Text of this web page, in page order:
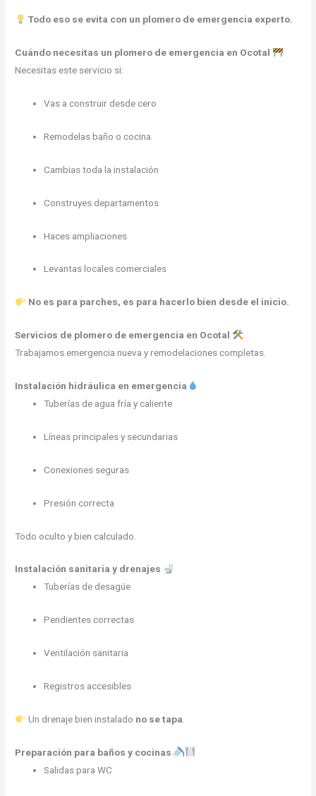
Todo eso se evita con un plomero de emergencia experto.
Cuándo necesitas un plomero de emergencia en Ocotal
Necesitas este servicio si:
Vas a construir desde cero
Remodelas baño o cocina
Cambias toda la instalación
Construyes departamentos
Haces ampliaciones
Levantas locales comerciales
No es para parches, es para hacerlo bien desde el inicio.
Servicios de plomero de emergencia en Ocotal
Trabajamos emergencia nueva y remodelaciones completas.
Instalación hidráulica en emergencia
Tuberías de agua fría y caliente
Líneas principales y secundarias
Conexiones seguras
Presión correcta
Todo oculto y bien calculado.
Instalación sanitaria y drenajes
Tuberías de desagüe
Pendientes correctas
Ventilación sanitaria
Registros accesibles
Un drenaje bien instalado no se tapa
Preparación para baños y cocinas
Salidas para WC